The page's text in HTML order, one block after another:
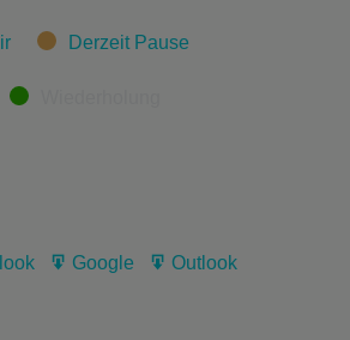
Derzeit Pause
Export
Google
Export
Outlook